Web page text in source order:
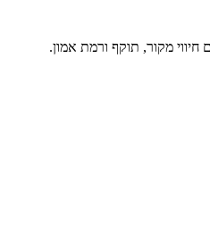
מקור, תוקף ורמת אמון.